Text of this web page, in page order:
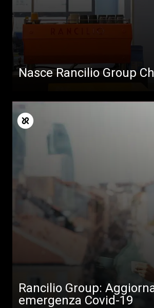
Nasce Rancilio Group
Rancilio Group:
emergenza Covid-19
News